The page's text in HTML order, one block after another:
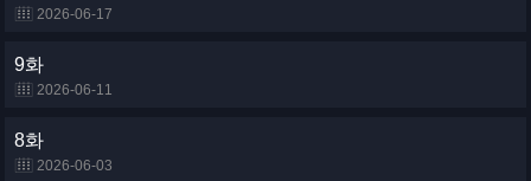
2026-06-17
9화
2026-06-11
8화
2026-06-03